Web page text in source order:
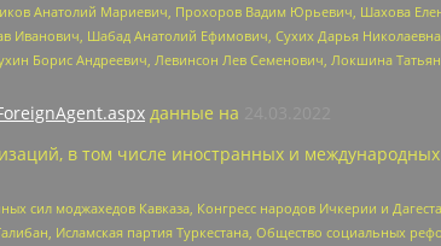
Анатолий Мариевич, Прохоров Вадим Юрьевич, Шахова
Иванович, Шабад Анатолий Ефимович, Сухих Дарья
Борис Андреевич, Левинсон Лев Семенович, Локшина
данные на
в том числе иностранных и
моджахедов Кавказа, Конгресс народов Ичкерии и
Исламская партия Туркестана, Общество социальных